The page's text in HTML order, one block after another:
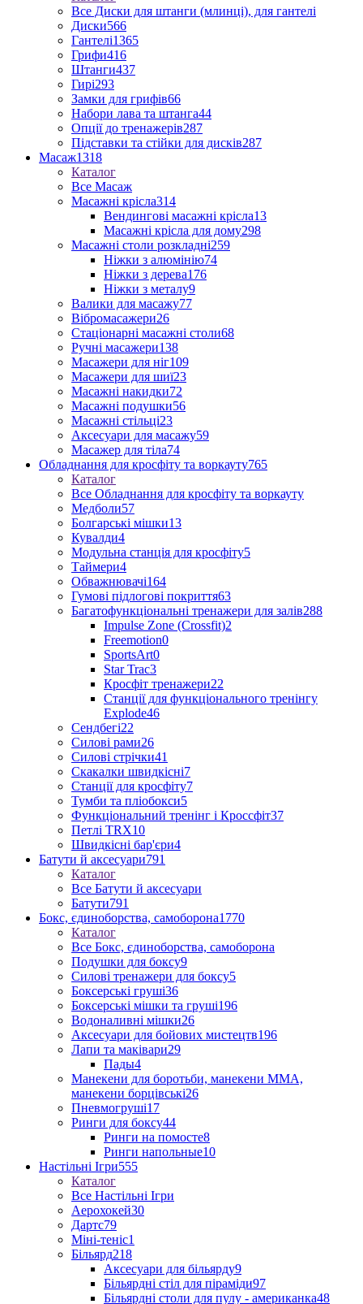
Все Диски для штанги (млинці), для гантелі
Диски566
Гантелі1365
Грифи416
Штанги437
Гирі293
Замки для грифів66
Набори лава та штанга44
Опції до тренажерів287
Підставки та стійки для дисків287
Масаж1318
Каталог
Все Масаж
Масажні крісла314
Вендингові масажні крісла13
Масажні крісла для дому298
Масажні столи розкладні259
Ніжки з алюмінію74
Ніжки з дерева176
Ніжки з металу9
Валики для масажу77
Вібромасажери26
Стаціонарні масажні столи68
Ручні масажери138
Масажери для ніг109
Масажери для шиї23
Масажні накидки72
Масажні подушки56
Масажні стільці23
Аксесуари для масажу59
Масажер для тіла74
Обладнання для кросфіту та воркауту765
Каталог
Все Обладнання для кросфіту та воркауту
Медболи57
Болгарські мішки13
Кувалди4
Модульна станція для кросфіту5
Таймери4
Обважнювачі164
Гумові підлогові покриття63
Багатофункціональні тренажери для залів288
Impulse Zone (Crossfit)2
Freemotion0
SportsArt0
Star Trac3
Кросфіт тренажери22
Станції для функціонального тренінгу
Explode46
Сендбегі22
Силові рами26
Силові стрічки41
Скакалки швидкісні7
Станції для кросфіту7
Тумби та пліобокси5
Функціональний тренінг і Кроссфіт37
Петлі TRX10
Швидкісні бар'єри4
Батути й аксесуари791
Каталог
Все Батути й аксесуари
Батути791
Бокс, єдиноборства, самоборона1770
Каталог
Все Бокс, єдиноборства, самоборона
Подушки для боксу9
Силові тренажери для боксу5
Боксерські груші36
Боксерські мішки та груші196
Водоналивні мішки26
Аксесуари для бойових мистецтв196
Лапи та маківари29
Пады4
Манекени для боротьби, манекени ММА,
манекени борцівські26
Пневмогруші17
Ринги для боксу44
Ринги на помосте8
Ринги напольные10
Настільні Ігри555
Каталог
Все Настільні Ігри
Аерохокей30
Дартс79
Міні-теніс1
Більярд218
Аксесуари для більярду9
Більярдні стіл для піраміди97
Більярдні столи для пулу - американка48